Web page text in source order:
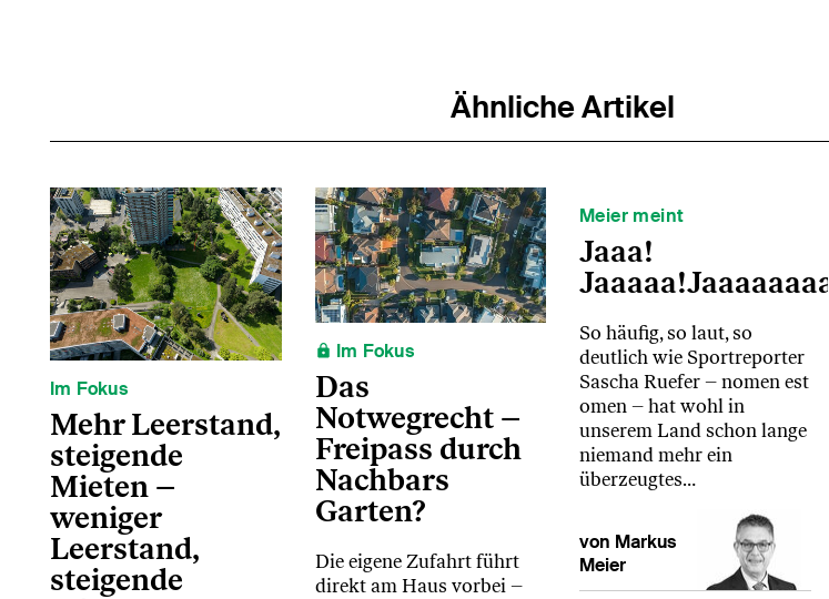
Ähnliche Artikel
Im Fokus
Mehr Leerstand,
steigende
Mieten –
weniger
Leerstand,
steigende
Im Fokus
Das
Notwegrecht –
Freipass durch
Nachbars
Garten?
Die eigene Zufahrt führt
direkt am Haus vorbei –
Meier meint
Jaaa!
Jaaaaa!Jaaaaaaaa!
So häufig, so laut, so
deutlich wie Sportreporter
Sascha Ruefer – nomen est
omen – hat wohl in
unserem Land schon lange
niemand mehr ein
überzeugtes…
von Markus
Meier